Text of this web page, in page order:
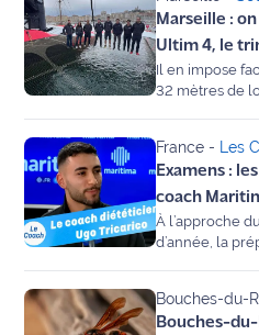
site maritima.fr
Archives
chronique "Le
diététicien à
clair.
Marseille :
Ultim 4, le
skippers
Il en impose
32 mètres de
proche de
et "vol" sur
Montagne a pu
Formule 1 des
mardi matin.
France -
Les
Examens :
coach
À l’approche
d’année, la
réellement
et l’énergie ?
Bouches-du-
Bouches-